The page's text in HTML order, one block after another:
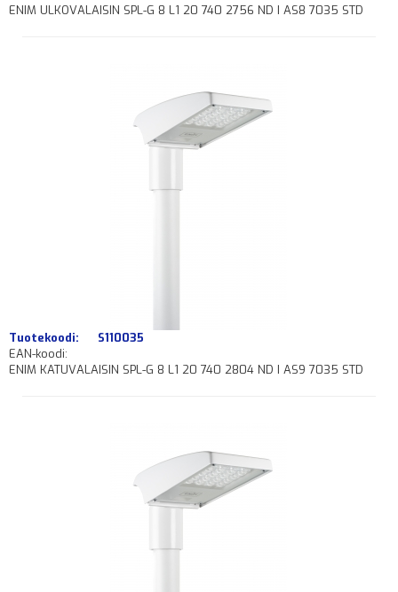
ENIM ULKOVALAISIN SPL-G 8 L1 20 740 2756 ND I AS8 7035 STD
Tuotekoodi:
S110035
EAN-koodi:
ENIM KATUVALAISIN SPL-G 8 L1 20 740 2804 ND I AS9 7035 STD